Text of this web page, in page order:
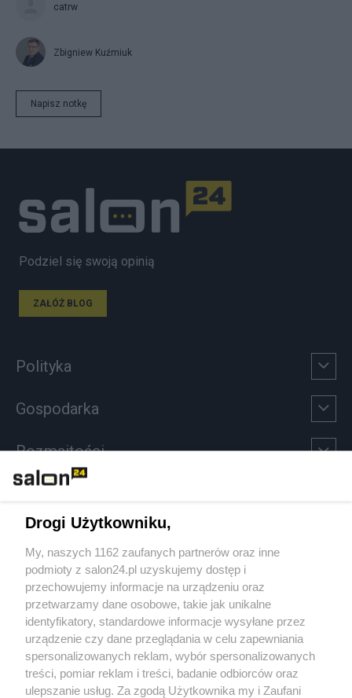
catrw
Zbigniew Kuźmiuk
Napisz notkę
Podziel się swoją opinią
ZAŁÓŻ BLOG
Polityka
Gospodarka
Rozmaitości
Sport
Społeczeństwo
Kultura
Drogi Użytkowniku,
My, naszych 1162 zaufanych partnerów oraz inne
podmioty z salon24.pl uzyskujemy dostęp i
przechowujemy informacje na urządzeniu oraz
przetwarzamy dane osobowe, takie jak unikalne
identyfikatory, standardowe informacje wysyłane przez
urządzenie czy dane przeglądania w celu zapewniania
spersonalizowanych reklam, wybór spersonalizowanych
treści, pomiar reklam i treści, badanie odbiorców oraz
ulepszanie usług. Za zgodą Użytkownika my i Zaufani